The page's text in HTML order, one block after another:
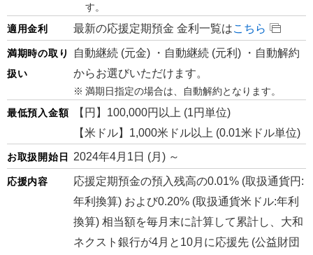
す。
適用金利
最新の応援定期預金 金利一覧はこちら
満期時の取り
扱い
自動継続 (元金) ・自動継続 (元利) ・自動解約
からお選びいただけます。
満期日指定の場合は、自動解約となります。
最低預入金額
【円】100,000円以上 (1円単位)
【米ドル】1,000米ドル以上 (0.01米ドル単位)
お取扱開始日 2024年4月1日 (月) ～
応援内容
応援定期預金の預入残高の0.01% (取扱通貨円:
年利換算) および0.20% (取扱通貨米ドル:年利
換算) 相当額を毎月末に計算して累計し、大和
ネクスト銀行が4月と10月に応援先 (公益財団